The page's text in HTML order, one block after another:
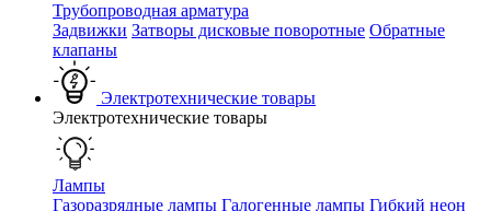
Трубопроводная арматура
Задвижки Затворы дисковые поворотные Обратные
клапаны
Электротехнические товары
Электротехнические товары
Лампы
Газоразрядные лампы Галогенные лампы Гибкий неон